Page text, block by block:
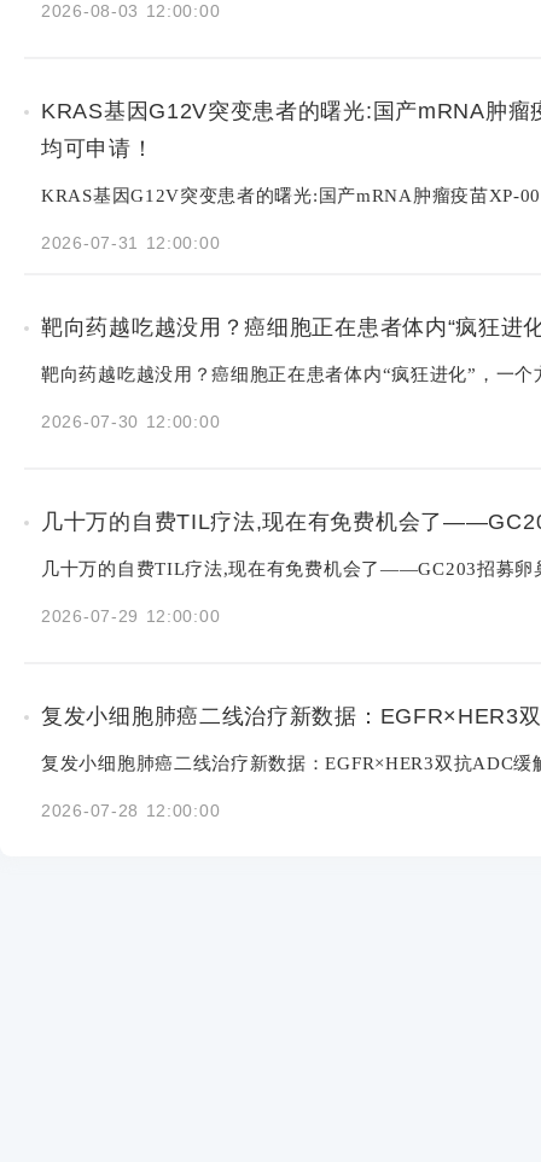
2026-08-03 12:00:00
KRAS基因G12V突变患者的曙光:国产mRNA肿
均可申请！
KRAS基因G12V突变患者的曙光:国产mRNA肿瘤疫苗XP-
2026-07-31 12:00:00
靶向药越吃越没用？癌细胞正在患者体内“疯狂进
靶向药越吃越没用？癌细胞正在患者体内“疯狂进化”，一
2026-07-30 12:00:00
几十万的自费TIL疗法,现在有免费机会了
几十万的自费TIL疗法,现在有免费机会了——GC203招募卵
2026-07-29 12:00:00
复发小细胞肺癌二线治疗新数据：EGFR×HER3
复发小细胞肺癌二线治疗新数据：EGFR×HER3双抗ADC
2026-07-28 12:00:00